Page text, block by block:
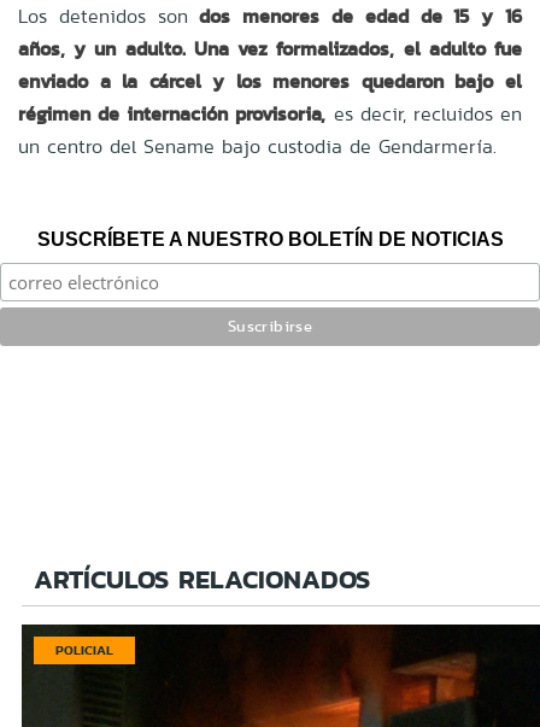
Los detenidos sondos menores de edad de 15 y 16
años, y un adulto. Una vez formalizados, el adulto fue
enviado a la cárcel y los menores quedaron bajo el
régimen de internación provisoria, es decir, recluidos en
un centro del Sename bajo custodia de Gendarmería.
SUSCRÍBETE A NUESTRO BOLETÍN DE NOTICIAS
ARTÍCULOS RELACIONADOS
POLICIAL